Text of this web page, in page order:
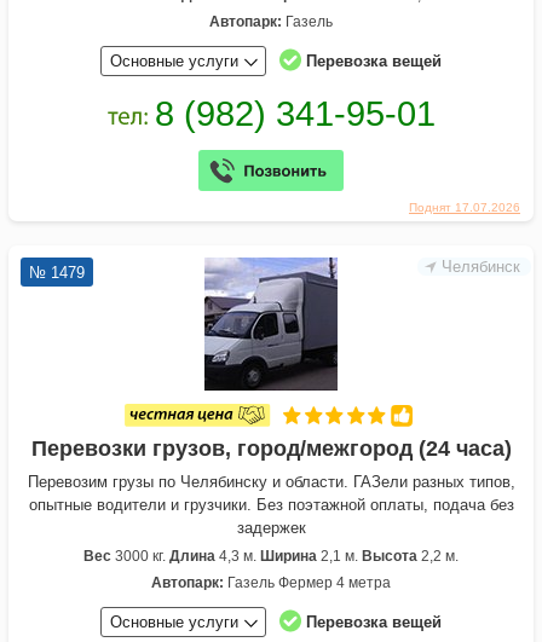
Поднят 17.07.2026
Автопарк: Газель
Основные услуги Перевозка вещей
Челябинск
№ 1479
Перевозки грузов, город/межгород (24 часа)
Перевозим грузы по Челябинску и области. ГАЗели разных типов,
опытные водители и грузчики. Без поэтажной оплаты, подача без
задержек
Вес 3000 кг. Длина 4,3 м. Ширина 2,1 м. Высота 2,2 м.
Автопарк: Газель Фермер 4 метра
Основные услуги Перевозка вещей